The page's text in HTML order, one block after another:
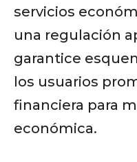
servicios
una regulación
garantice
los usuarios
financiera para
económica.